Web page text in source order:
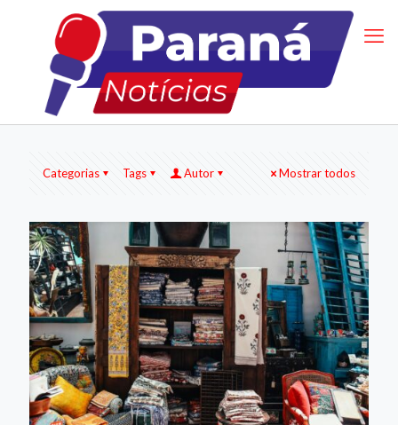
Categorias Tags Autor Mostrar todos